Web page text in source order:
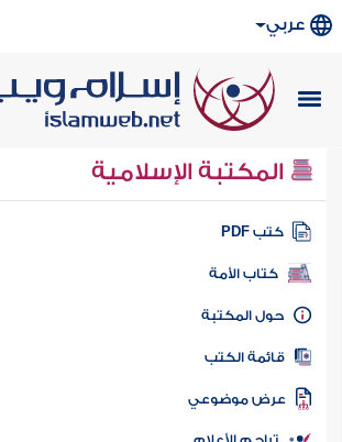
عربي
المكتبة الإسلامية
كتب PDF
كتاب الأمة
المكتبة
الكتب